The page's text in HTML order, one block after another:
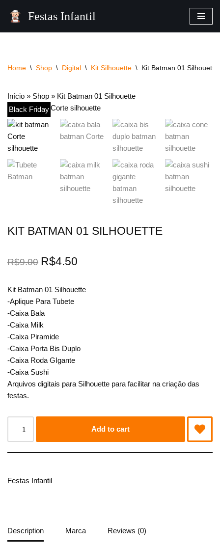
Festas Infantil
Home \ Shop \ Digital \ Kit Silhouette \ Kit Batman 01 Silhouette
Início » Shop » Kit Batman 01 Silhouette
Black Friday
KIT BATMAN 01 SILHOUETTE
R$9.00 R$4.50
Kit Batman 01 Silhouette
-Aplique Para Tubete
-Caixa Bala
-Caixa Milk
-Caixa Piramide
-Caixa Porta Bis Duplo
-Caixa Roda GIgante
-Caixa Sushi
Arquivos digitais para Silhouette para facilitar na criação das
festas.
Add to cart
Festas Infantil
Description Marca Reviews (0)